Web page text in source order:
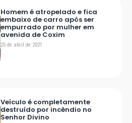
Homem é atropelado e fica
embaixo de carro após ser
empurrado por mulher em
avenida de Coxim
25 de abril de 2021
Veículo é completamente
destruído por incêndio no
Senhor Divino